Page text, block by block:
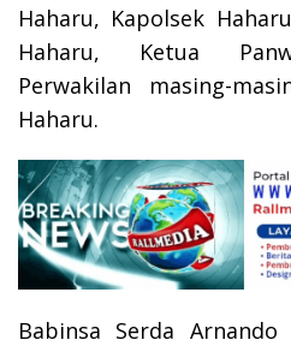
Haharu, Kapolsek
Haharu, Ketua
Perwakilan masing-
Haharu.
Babinsa Serda